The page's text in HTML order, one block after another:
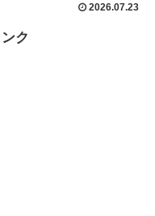
2026.07.23
ク